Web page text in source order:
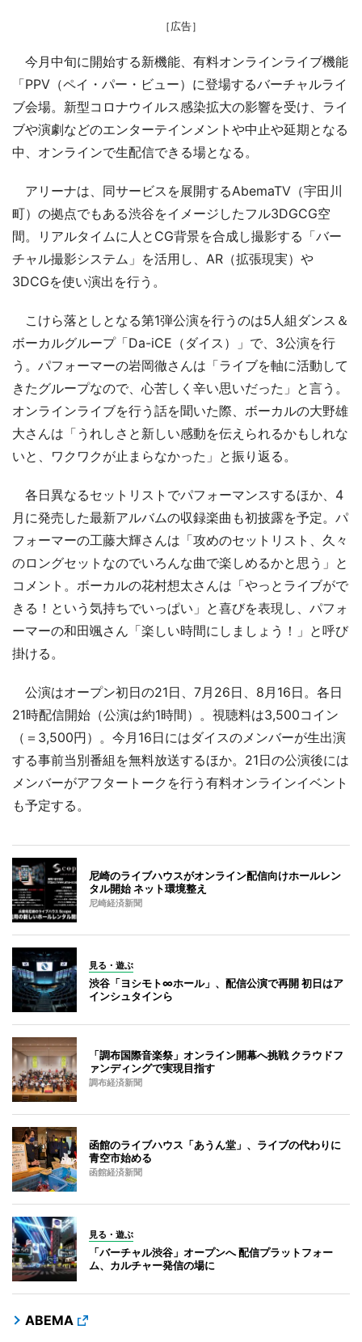
［広告］
今月中旬に開始する新機能、有料オンラインライブ機能
「PPV（ペイ・パー・ビュー）に登場するバーチャルライ
ブ会場。新型コロナウイルス感染拡大の影響を受け、ライ
ブや演劇などのエンターテインメントや中止や延期となる
中、オンラインで生配信できる場となる。
アリーナは、同サービスを展開するAbemaTV（宇田川
町）の拠点でもある渋谷をイメージしたフル3DGCG空
間。リアルタイムに人とCG背景を合成し撮影する「バー
チャル撮影システム」を活用し、AR（拡張現実）や
3DCGを使い演出を行う。
こけら落としとなる第1弾公演を行うのは5人組ダンス＆
ボーカルグループ「Da-iCE（ダイス）」で、3公演を行
う。パフォーマーの岩岡徹さんは「ライブを軸に活動して
きたグループなので、心苦しく辛い思いだった」と言う。
オンラインライブを行う話を聞いた際、ボーカルの大野雄
大さんは「うれしさと新しい感動を伝えられるかもしれな
いと、ワクワクが止まらなかった」と振り返る。
各日異なるセットリストでパフォーマンスするほか、4
月に発売した最新アルバムの収録楽曲も初披露を予定。パ
フォーマーの工藤大輝さんは「攻めのセットリスト、久々
のロングセットなのでいろんな曲で楽しめるかと思う」と
コメント。ボーカルの花村想太さんは「やっとライブがで
きる！という気持ちでいっぱい」と喜びを表現し、パフォ
ーマーの和田颯さん「楽しい時間にしましょう！」と呼び
掛ける。
公演はオープン初日の21日、7月26日、8月16日。各日
21時配信開始（公演は約1時間）。視聴料は3,500コイン
（＝3,500円）。今月16日にはダイスのメンバーが生出演
する事前当別番組を無料放送するほか。21日の公演後には
メンバーがアフタートークを行う有料オンラインイベント
も予定する。
尼崎のライブハウスがオンライン配信向けホールレン
タル開始 ネット環境整え
尼崎経済新聞
見る・遊ぶ
渋谷「ヨシモト∞ホール」、配信公演で再開 初日はア
インシュタインら
「調布国際音楽祭」オンライン開幕へ挑戦 クラウドフ
ァンディングで実現目指す
調布経済新聞
函館のライブハウス「あうん堂」、ライブの代わりに
青空市始める
函館経済新聞
見る・遊ぶ
「バーチャル渋谷」オープンへ 配信プラットフォー
ム、カルチャー発信の場に
ABEMA